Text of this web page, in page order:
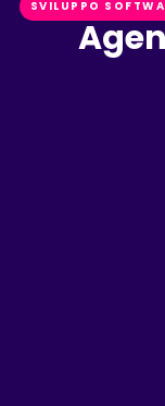
SVILUPPO